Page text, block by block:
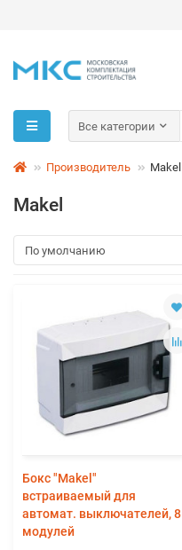
Все категории
Производитель Makel
Makel
Бокс "Makel"
встраиваемый для
автомат. выключателей, 8
модулей